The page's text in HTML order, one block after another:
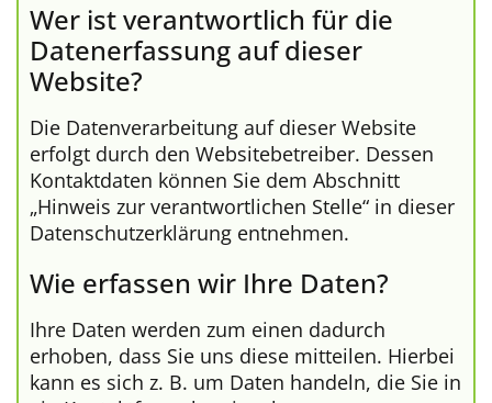
Wer ist verantwortlich für die
Datenerfassung auf dieser
Website?
Die Datenverarbeitung auf dieser Website
erfolgt durch den Websitebetreiber. Dessen
Kontaktdaten können Sie dem Abschnitt
„Hinweis zur verantwortlichen Stelle“ in dieser
Datenschutzerklärung entnehmen.
Wie erfassen wir Ihre Daten?
Ihre Daten werden zum einen dadurch
erhoben, dass Sie uns diese mitteilen. Hierbei
kann es sich z. B. um Daten handeln, die Sie in